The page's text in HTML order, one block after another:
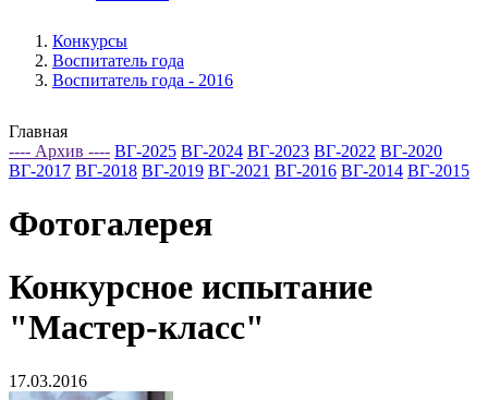
Конкурсы
Воспитатель года
Воспитатель года - 2016
Главная
---- Архив ---- ВГ-2025 ВГ-2024 ВГ-2023 ВГ-2022 ВГ-2020
ВГ-2017 ВГ-2018 ВГ-2019 ВГ-2021 ВГ-2016 ВГ-2014 ВГ-2015
Фотогалерея
Конкурсное испытание
"Мастер-класс"
17.03.2016